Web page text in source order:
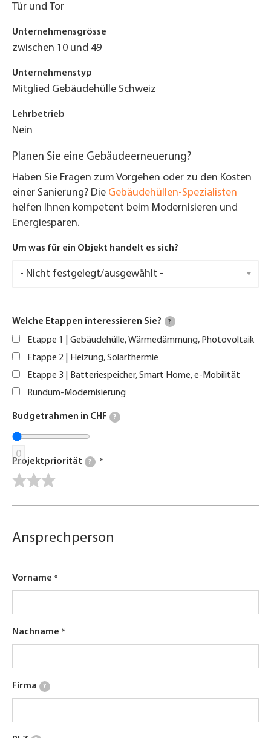
Tür und Tor
Unternehmensgrösse
zwischen 10 und 49
Unternehmenstyp
Mitglied Gebäudehülle Schweiz
Lehrbetrieb
Nein
Planen Sie eine Gebäudeerneuerung?
Haben Sie Fragen zum Vorgehen oder zu den Kosten
einer Sanierung? Die Gebäudehüllen-Spezialisten
helfen Ihnen kompetent beim Modernisieren und
Energiesparen.
Um was für ein Objekt handelt es sich?
Welche Etappen interessieren Sie? ?
Etappe 1 | Gebäudehülle, Wärmedämmung, Photovoltaik
Etappe 2 | Heizung, Solarthermie
Etappe 3 | Batteriespeicher, Smart Home, e-Mobilität
Rundum-Modernisierung
Budgetrahmen in CHF ?
0
Projektpriorität ?
Ansprechperson
Vorname
Nachname
Firma ?